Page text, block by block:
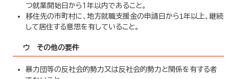
つ就業開始日から１年以内であること。
移住先の市町村に、地方就職支援金の申請日から1年以上、継続
して居住する意思を有していること。
ウ その他の要件
暴力団等の反社会的勢力又は反社会的勢力と関係を有する者